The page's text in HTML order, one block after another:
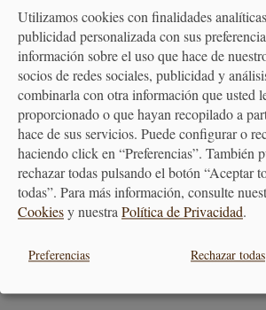
45,90 €
SEGURO
Utilizamos cookies con finalidades
publicidad personalizada con sus
información sobre el uso que hace de
socios de redes sociales, publicidad y
combinarla con otra información que usted
proporcionado o que hayan recopilado a
hace de sus servicios. Puede configurar o
haciendo click en “Preferencias”. También
rechazar todas pulsando el botón “Aceptar
todas”. Para más información, consulte
Cookiesy nuestraPolítica de Privacidad.
Preferencias Rechazar todas